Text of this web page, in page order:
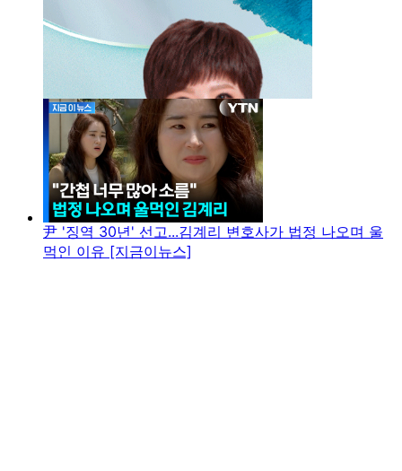
尹 '징역 30년' 선고...김계리 변호사가 법정 나오며 울
먹인 이유 [지금이뉴스]